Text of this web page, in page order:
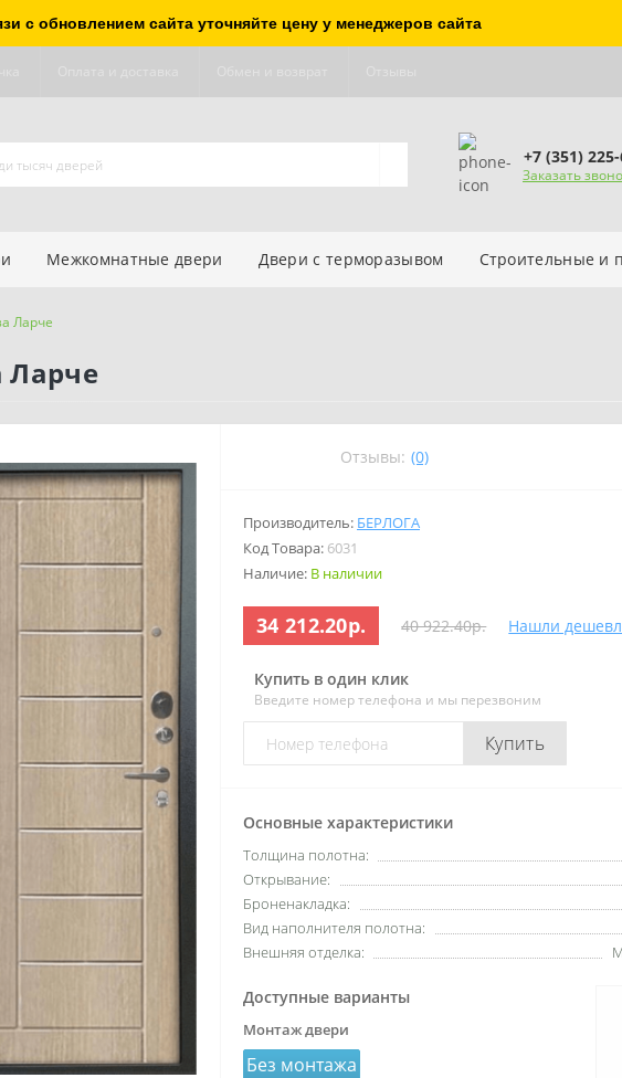
с обновлением сайта уточняйте цену у менеджеров сайта
+7 (351)
Заказать
Межкомнатные двери Двери с терморазывом Строительные и
Ларче
Ларче
Отзывы: (0)
Производитель: БЕРЛОГА
Код Товара: 6031
Наличие: В наличии
34 212.20р. 40 922.40р. Нашли
Купить в один клик
Введите номер телефона и мы перезвоним
Купить
Основные характеристики
Толщина полотна:
Открывание:
Броненакладка:
Вид наполнителя полотна:
Внешняя отделка:
Доступные варианты
Монтаж двери
Без монтажа